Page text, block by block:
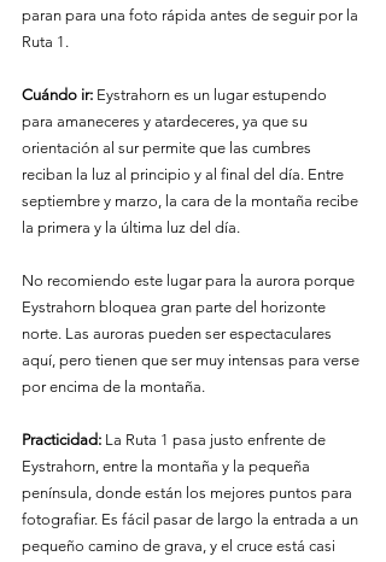
paran para una foto rápida antes de seguir por la
Ruta 1.
Cuándo ir: Eystrahorn es un lugar estupendo
para amaneceres y atardeceres, ya que su
orientación al sur permite que las cumbres
reciban la luz al principio y al final del día. Entre
septiembre y marzo, la cara de la montaña recibe
la primera y la última luz del día.
No recomiendo este lugar para la aurora porque
Eystrahorn bloquea gran parte del horizonte
norte. Las auroras pueden ser espectaculares
aquí, pero tienen que ser muy intensas para verse
por encima de la montaña.
Practicidad: La Ruta 1 pasa justo enfrente de
Eystrahorn, entre la montaña y la pequeña
península, donde están los mejores puntos para
fotografiar. Es fácil pasar de largo la entrada a un
pequeño camino de grava, y el cruce está casi